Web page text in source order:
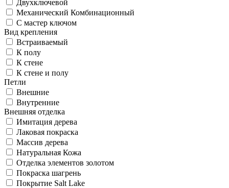
Двухключевой
Механический Комбинационный
С мастер ключом
Вид крепления
Встраиваемый
К полу
К стене
К стене и полу
Петли
Внешние
Внутренние
Внешняя отделка
Имитация дерева
Лаковая покраска
Массив дерева
Натуральная Кожа
Отделка элементов золотом
Покраска шагрень
Покрытие Salt Lake